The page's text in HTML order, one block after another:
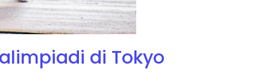
di Tokyo